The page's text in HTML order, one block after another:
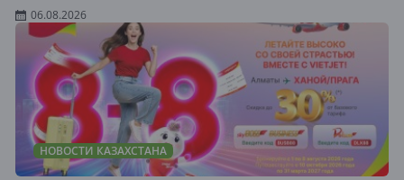
06.08.2026
НОВОСТИ КАЗАХСТАНА